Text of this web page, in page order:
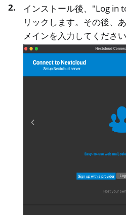
navigation of NitroWall NW750
navigation of ソフトウェア
インストール後、"Log in
リックします。その後、
メインを入力してください